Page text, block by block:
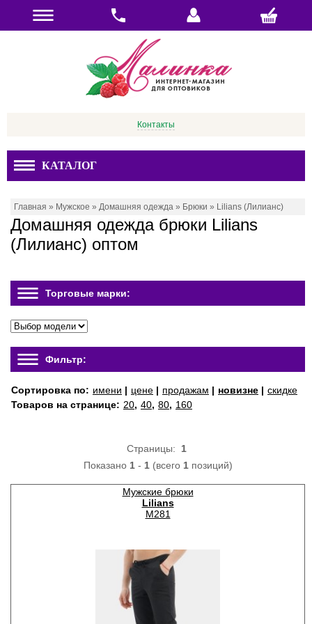
Контакты
КАТАЛОГ
Главная » Мужское » Домашняя одежда » Брюки » Lilians (Лилианс)
Домашняя одежда брюки Lilians
(Лилианс) оптом
Торговые марки:
Фильтр:
Сортировка по: имени | цене | продажам | новизне | скидке
Товаров на странице: 20, 40, 80, 160
Страницы: 1
Показано 1- 1(всего 1позиций)
Мужские брюки
Lilians
M281